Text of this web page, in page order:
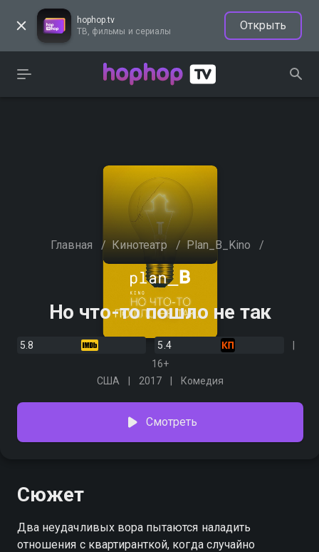
hophop.tv
ТВ, фильмы и сериалы
Открыть
Главная / Кинотеатр / Plan_B_Kino /
Но что-то пошло не так
5.8
5.4
16+
США
2017 Комедия
Смотреть
Сюжет
Два неудачливых вора пытаются наладить
отношения с квартиранткой, когда случайно